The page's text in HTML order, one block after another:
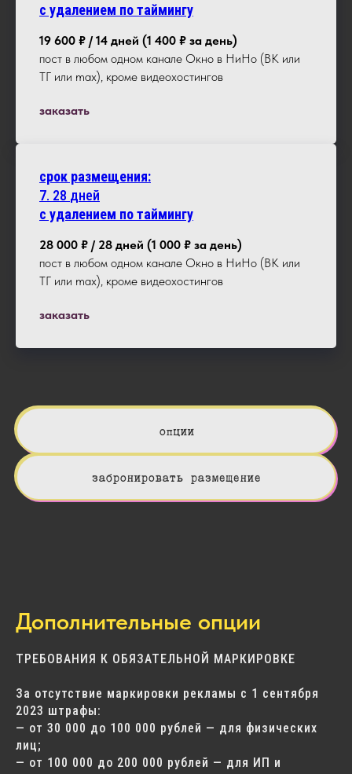
с удалением по таймингу
19 600 ₽ / 14 дней (1 400 ₽ за день)
пост в любом одном канале Окно в НиНо (ВК или
ТГ или max), кроме видеохостингов
заказать
срок размещения:
7. 28 дней
с удалением по таймингу
28 000 ₽ / 28 дней (1 000 ₽ за день)
пост в любом одном канале Окно в НиНо (ВК или
ТГ или max), кроме видеохостингов
заказать
опции
забронировать размещение
Дополнительные опции
ТРЕБОВАНИЯ К ОБЯЗАТЕЛЬНОЙ МАРКИРОВКЕ
За отсутствие маркировки рекламы с 1 сентября
2023 штрафы:
— от 30 000 до 100 000 рублей — для физических
лиц;
— от 100 000 до 200 000 рублей — для ИП и